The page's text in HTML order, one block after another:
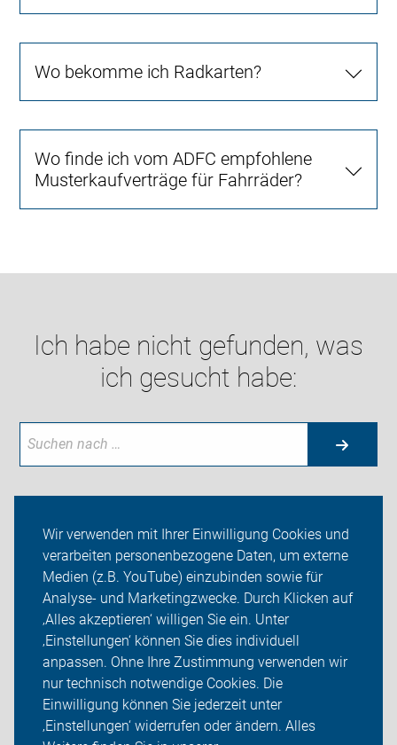
Wir verwenden mit Ihrer Einwilligung Cookies und
verarbeiten personenbezogene Daten, um externe
Medien (z.B. YouTube) einzubinden sowie für
Analyse- und Marketingzwecke. Durch Klicken auf
‚Alles akzeptieren‘ willigen Sie ein. Unter
‚Einstellungen‘ können Sie dies individuell
anpassen. Ohne Ihre Zustimmung verwenden wir
nur technisch notwendige Cookies. Die
Einwilligung können Sie jederzeit unter
‚Einstellungen‘ widerrufen oder ändern. Alles
Wo bekomme ich Radkarten?
Wo finde ich vom ADFC empfohlene
Musterkaufverträge für Fahrräder?
Ich habe nicht gefunden, was
ich gesucht habe:
Neuigkeiten
ADFC Landau/Südliche Weinstraße
Lokaler Tourismus
Sei dabei
Presse
Login